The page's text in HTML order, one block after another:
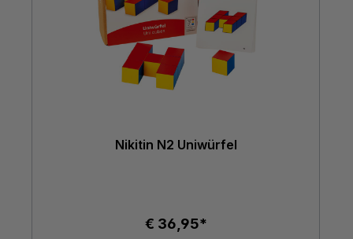
Nikitin N2 Uniwürfel
€ 36,95*